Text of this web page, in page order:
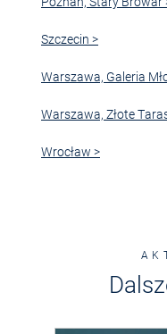
Szczecin >
Warszawa, Galeria
Warszawa, Złote
Wrocław >